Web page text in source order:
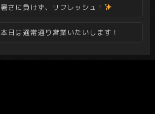
暑さに負けず、リフレッシュ！
本日は通常通り営業いたいします！